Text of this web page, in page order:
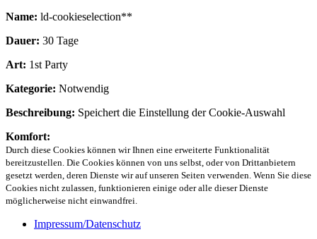
Name: ld-cookieselection**
Dauer: 30 Tage
Art: 1st Party
Kategorie: Notwendig
Beschreibung: Speichert die Einstellung der Cookie-Auswahl
Komfort:
Durch diese Cookies können wir Ihnen eine erweiterte Funktionalität
bereitzustellen. Die Cookies können von uns selbst, oder von Drittanbietern
gesetzt werden, deren Dienste wir auf unseren Seiten verwenden. Wenn Sie diese
Cookies nicht zulassen, funktionieren einige oder alle dieser Dienste
möglicherweise nicht einwandfrei.
Impressum/Datenschutz